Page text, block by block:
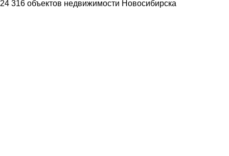
24 316 объектов недвижимости Новосибирска